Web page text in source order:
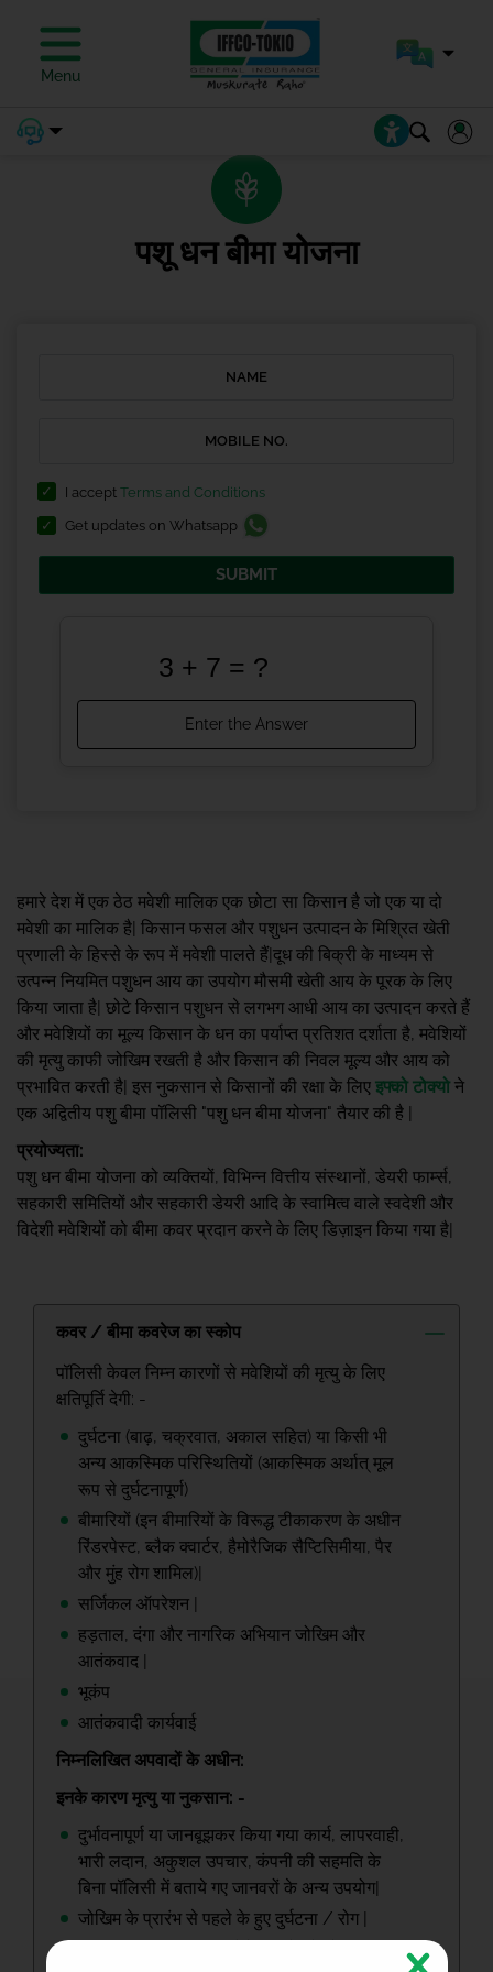
Menu
पशू धन बीमा योजना
I accept Terms and Conditions
Get updates on Whatsapp
SUBMIT
हमारे देश में एक ठेठ मवेशी मालिक एक छोटा सा किसान है जो एक या दो
मवेशी का मालिक है| किसान फसल और पशुधन उत्पादन के मिश्रित खेती
प्रणाली के हिस्से के रूप में मवेशी पालते हैं|दूध की बिक्री के माध्यम से
उत्पन्न नियमित पशुधन आय का उपयोग मौसमी खेती आय के पूरक के लिए
किया जाता है| छोटे किसान पशुधन से लगभग आधी आय का उत्पादन करते हैं
और मवेशियों का मूल्य किसान के धन का पर्याप्त प्रतिशत दर्शाता है, मवेशियों
की मृत्यु काफी जोखिम रखती है और किसान की निवल मूल्य और आय को
प्रभावित करती है| इस नुकसान से किसानों की रक्षा के लिए इफ्को टोक्यो ने
एक अद्वितीय पशु बीमा पॉलिसी "पशु धन बीमा योजना" तैयार की है |
प्रयोज्यता:
पशु धन बीमा योजना को व्यक्तियों, विभिन्न वित्तीय संस्थानों, डेयरी फार्म्स,
सहकारी समितियों और सहकारी डेयरी आदि के स्वामित्व वाले स्वदेशी और
विदेशी मवेशियों को बीमा कवर प्रदान करने के लिए डिज़ाइन किया गया है|
कवर / बीमा कवरेज का स्कोप
पॉलिसी केवल निम्न कारणों से मवेशियों की मृत्यु के लिए
क्षतिपूर्ति देगी: -
दुर्घटना (बाढ़, चक्रवात, अकाल सहित) या किसी भी
अन्य आकस्मिक परिस्थितियों (आकस्मिक अर्थात् मूल
रूप से दुर्घटनापूर्ण)
बीमारियों (इन बीमारियों के विरूद्ध टीकाकरण के अधीन
रिंडरपेस्ट, ब्लैक क्वार्टर, हैमोरैजिक सैप्टिसिमीया, पैर
और मुंह रोग शामिल)|
सर्जिकल ऑपरेशन |
हड़ताल, दंगा और नागरिक अभियान जोखिम और
आतंकवाद |
भूकंप
आतंकवादी कार्यवाई
निम्नलिखित अपवादों के अधीन:
इनके कारण मृत्यु या नुकसान: -
दुर्भावनापूर्ण या जानबूझकर किया गया कार्य, लापरवाही,
भारी लदान, अकुशल उपचार, कंपनी की सहमति के
बिना पॉलिसी में बताये गए जानवरों के अन्य उपयोग|
जोखिम के प्रारंभ से पहले के हुए दुर्घटना / रोग |